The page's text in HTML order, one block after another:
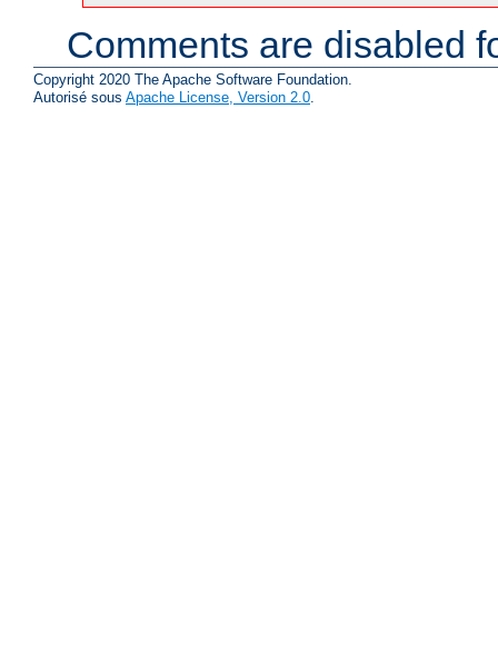
Comments are disabled
Copyright 2020 The Apache Software Foundation.
Autorisé sous Apache License, Version 2.0.